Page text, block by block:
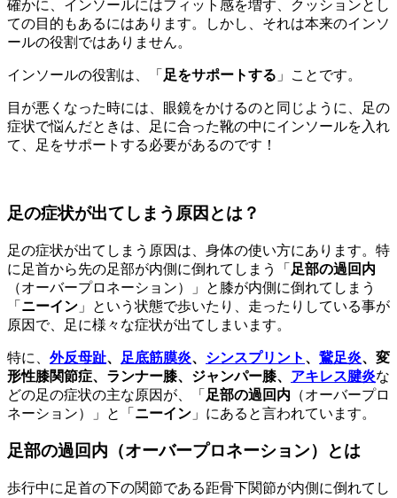
確かに、インソールにはフィット感を増す、クッションとし
ての目的もあるにはあります。しかし、それは本来のインソ
ールの役割ではありません。
インソールの役割は、「 足をサポートする 」ことです。
目が悪くなった時には、眼鏡をかけるのと同じように、足の
症状で悩んだときは、足に合った靴の中にインソールを入れ
て、足をサポートする必要があるのです！
足の症状が出てしまう原因とは？
足の症状が出てしまう原因は、身体の使い方にあります。特
に足首から先の足部が内側に倒れてしまう「 足部の過回内
（オーバープロネーション）」と膝が内側に倒れてしまう
「 ニーイン 」という状態で歩いたり、走ったりしている事が
原因で、足に様々な症状が出てしまいます。
特に、 外反母趾、 足底筋膜炎、 シンスプリント 、 鵞足炎、変
形性膝関節症、ランナー膝、ジャンパー膝、 アキレス腱炎な
どの足の症状の主な原因が、「 足部の過回内 （オーバープロ
ネーション）」と「 ニーイン 」にあると言われています。
足部の過回内（オーバープロネーション）とは
歩行中に足首の下の関節である距骨下関節が内側に倒れてし